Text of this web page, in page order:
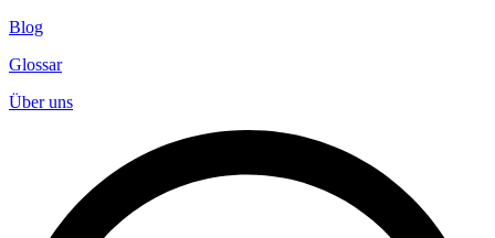
Blog
Glossar
Über uns